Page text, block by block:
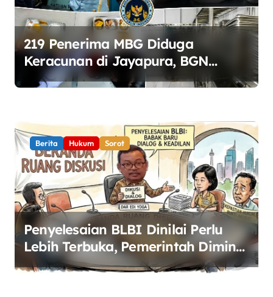
219 Penerima MBG Diduga
Keracunan di Jayapura, BGN
Perketat Pengawasan Keamanan
Berita Hukum Sorot
Penyelesaian BLBI Dinilai Perlu
Lebih Terbuka, Pemerintah Diminta
Buka Ruang Dialog